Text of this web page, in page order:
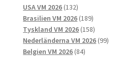
USA VM 2026 132132
produkter
Brasilien VM 2026 189189
produkter
Tyskland VM 2026 158158
produkter
Nederländerna VM 2026 9999
Belgien VM 2026 8484